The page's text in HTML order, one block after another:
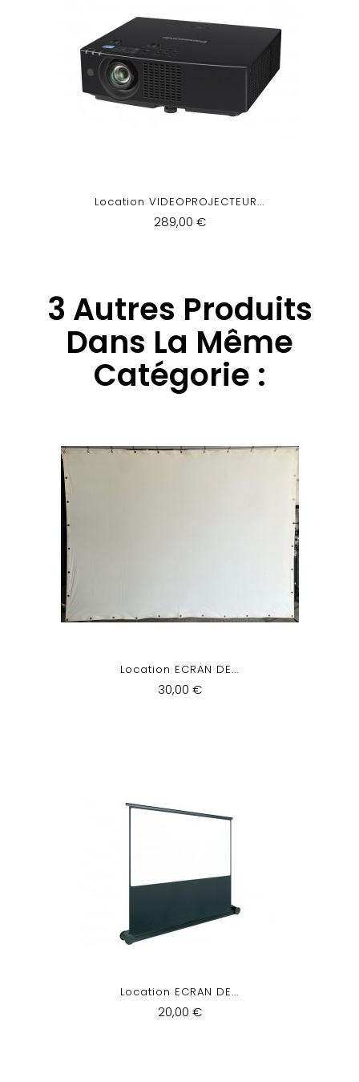
Location VIDEOPROJECTEUR...
289,00 €
3 Autres Produits
Dans La Même
Catégorie :
Location ECRAN DE...
30,00 €
Location ECRAN DE...
20,00 €